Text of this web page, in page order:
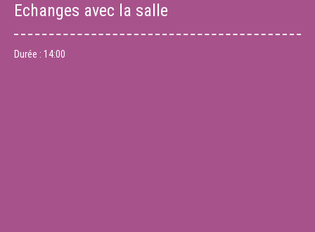
Echanges avec la salle
Durée : 14:00